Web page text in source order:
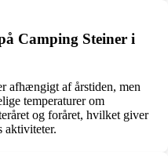
Camping Steiner i
afhængigt af årstiden, men
temperaturer om
og foråret, hvilket giver
aktiviteter.